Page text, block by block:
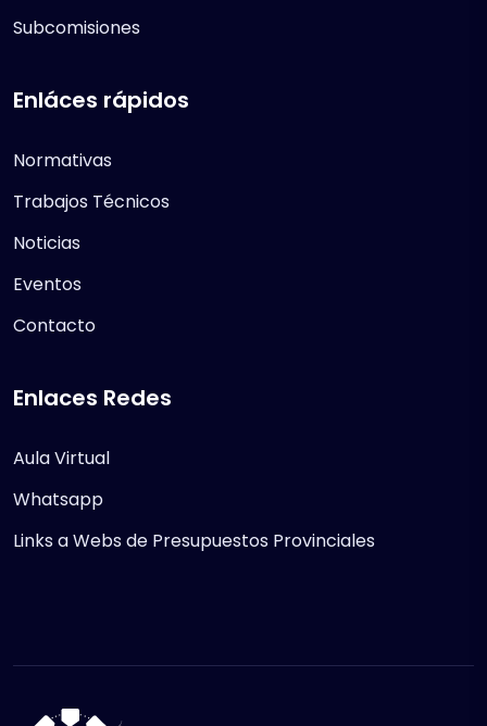
Subcomisiones
Enláces rápidos
Normativas
Trabajos Técnicos
Noticias
Eventos
Contacto
Enlaces Redes
Aula Virtual
Whatsapp
Links a Webs de Presupuestos Provinciales